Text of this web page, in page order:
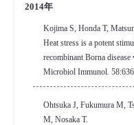
2014年
Kojima S, Honda T,
Heat stress is a potent
recombinant Borna disease
Microbiol Immunol.
Ohtsuka J, Fukumura M,
M, Nosaka T.